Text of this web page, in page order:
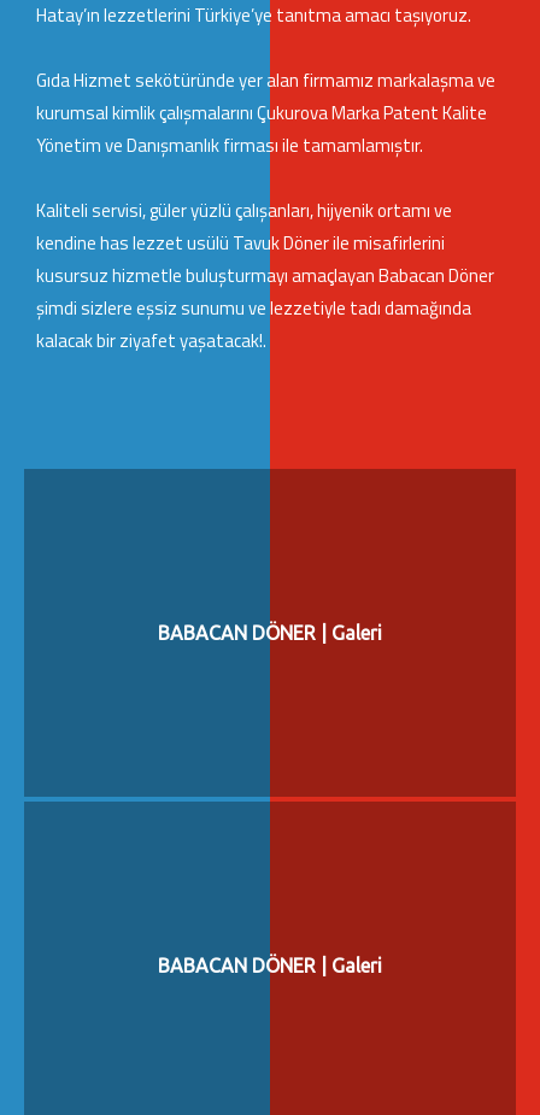
Hatay’ın lezzetlerini Türkiye’ye tanıtma amacı taşıyoruz.
Gıda Hizmet sekötüründe yer alan firmamız markalaşma ve
kurumsal kimlik çalışmalarınıÇukurova Marka Patent Kalite
Yönetim ve Danışmanlıkfirması ile tamamlamıştır.
Kaliteli servisi, güler yüzlü çalışanları, hijyenik ortamı ve
kendine has lezzet usülü Tavuk Döner ile misafirlerini
kusursuz hizmetle buluşturmayı amaçlayan Babacan Döner
şimdi sizlere eşsiz sunumu ve lezzetiyle tadı damağında
kalacak bir ziyafet yaşatacak!.
BABACAN DÖNER | Galeri
BABACAN DÖNER | Galeri